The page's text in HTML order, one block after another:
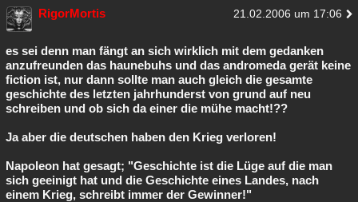
RigorMortis 21.02.2006 um 17:06
es sei denn man fängt an sich wirklich mit dem gedanken
anzufreunden das haunebuhs und das andromeda gerät keine
fiction ist, nur dann sollte man auch gleich die gesamte
geschichte des letzten jahrhunderst von grund auf neu
schreiben und ob sich da einer die mühe macht!??
Ja aber die deutschen haben den Krieg verloren!
Napoleon hat gesagt; "Geschichte ist die Lüge auf die man
sich geeinigt hat und die Geschichte eines Landes, nach
einem Krieg, schreibt immer der Gewinner!"